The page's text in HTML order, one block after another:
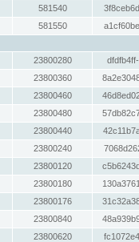
581540
581550
23800280
23800360
23800460
23800480
23800440
23800240
23800120
23800180
23800176
23800840
23800620